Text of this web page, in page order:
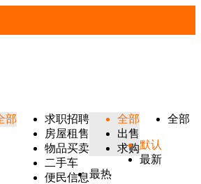
部
求职招聘
房屋租售
物品买卖
二手车
便民信息
全部
出售
求购
全部
默认
最新
最热